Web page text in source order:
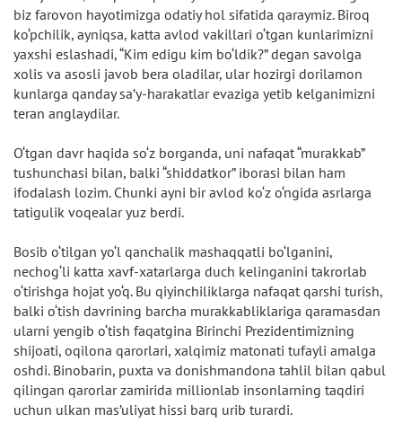
biz farovon hayotimizga odatiy hol sifatida qaraymiz. Biroq
ko‘pchilik, ayniqsa, katta avlod vakillari o‘tgan kunlarimizni
yaxshi eslashadi, “Kim edigu kim bo‘ldik?” degan savolga
xolis va asosli javob bera oladilar, ular hozirgi dorilamon
kunlarga qanday sa’y-harakatlar evaziga yetib kelganimizni
teran anglaydilar.
O‘tgan davr haqida so‘z borganda, uni nafaqat “murakkab”
tushunchasi bilan, balki “shiddatkor” iborasi bilan ham
ifodalash lozim. Chunki ayni bir avlod ko‘z o‘ngida asrlarga
tatigulik voqealar yuz berdi.
Bosib o‘tilgan yo‘l qanchalik mashaqqatli bo‘lganini,
nechog‘li katta xavf-xatarlarga duch kelinganini takrorlab
o‘tirishga hojat yo‘q. Bu qiyinchiliklarga nafaqat qarshi turish,
balki o‘tish davrining barcha murakkabliklariga qaramasdan
ularni yengib o‘tish faqatgina Birinchi Prezidentimizning
shijoati, oqilona qarorlari, xalqimiz matonati tufayli amalga
oshdi. Binobarin, puxta va donishmandona tahlil bilan qabul
qilingan qarorlar zamirida millionlab insonlarning taqdiri
uchun ulkan mas’uliyat hissi barq urib turardi.